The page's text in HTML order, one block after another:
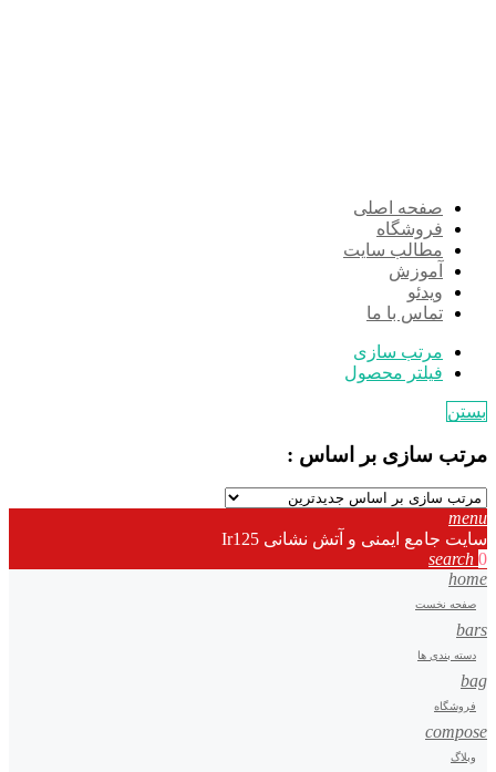
صفحه اصلی
فروشگاه
مطالب سایت
آموزش
ویدئو
تماس با ما
مرتب سازی
فیلتر محصول
بستن
مرتب سازی بر اساس :
menu
سایت جامع ایمنی و آتش نشانی Ir125
search 0
home
صفحه نخست
bars
دسته بندی ها
bag
فروشگاه
compose
وبلاگ